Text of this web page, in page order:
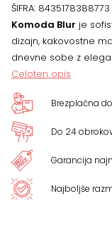
ŠIFRA: 8435178388773
Komoda Blur je
dizajn, kakovostne
dnevne sobe z
Celoten opis
Brezplačna
Do 24
Garancija
Najboljše